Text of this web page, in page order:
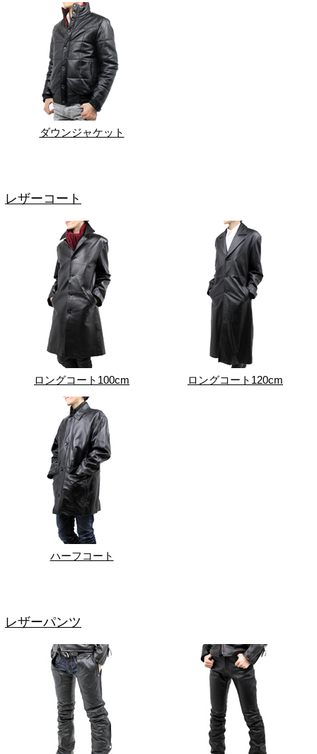
ダウンジャケット
レザーコート
ロングコート100cm ロングコート120cm
ハーフコート
レザーパンツ